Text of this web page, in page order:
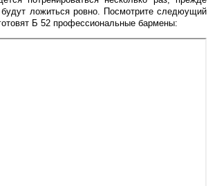
ложиться ровно. Посмотрите следюущий
Б 52 профессиональные бармены: